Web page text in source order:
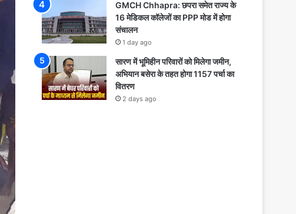
GMCH Chhapra: छपरा समेत राज्य के
16 मेडिकल कॉलेजों का PPP मोड में होगा
संचालन
1 day ago
सारण में भूमिहीन परिवारों को मिलेगा जमीन,
अभियान बसेरा के तहत होगा 1157 पर्चा का
वितरण
2 days ago